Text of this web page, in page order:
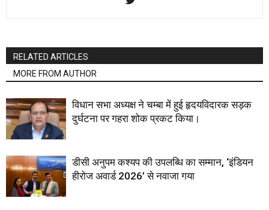
RELATED ARTICLES
MORE FROM AUTHOR
विधान सभा अध्यक्ष ने चम्बा में हुई हृदयविदारक सड़क
दुर्घटना पर गहरा शोक प्रकट किया।
डीसी अनुपम कश्यप की उपलब्धि का सम्मान, ‘इंडियन
हीरोज अवार्ड 2026’ से नवाजा गया